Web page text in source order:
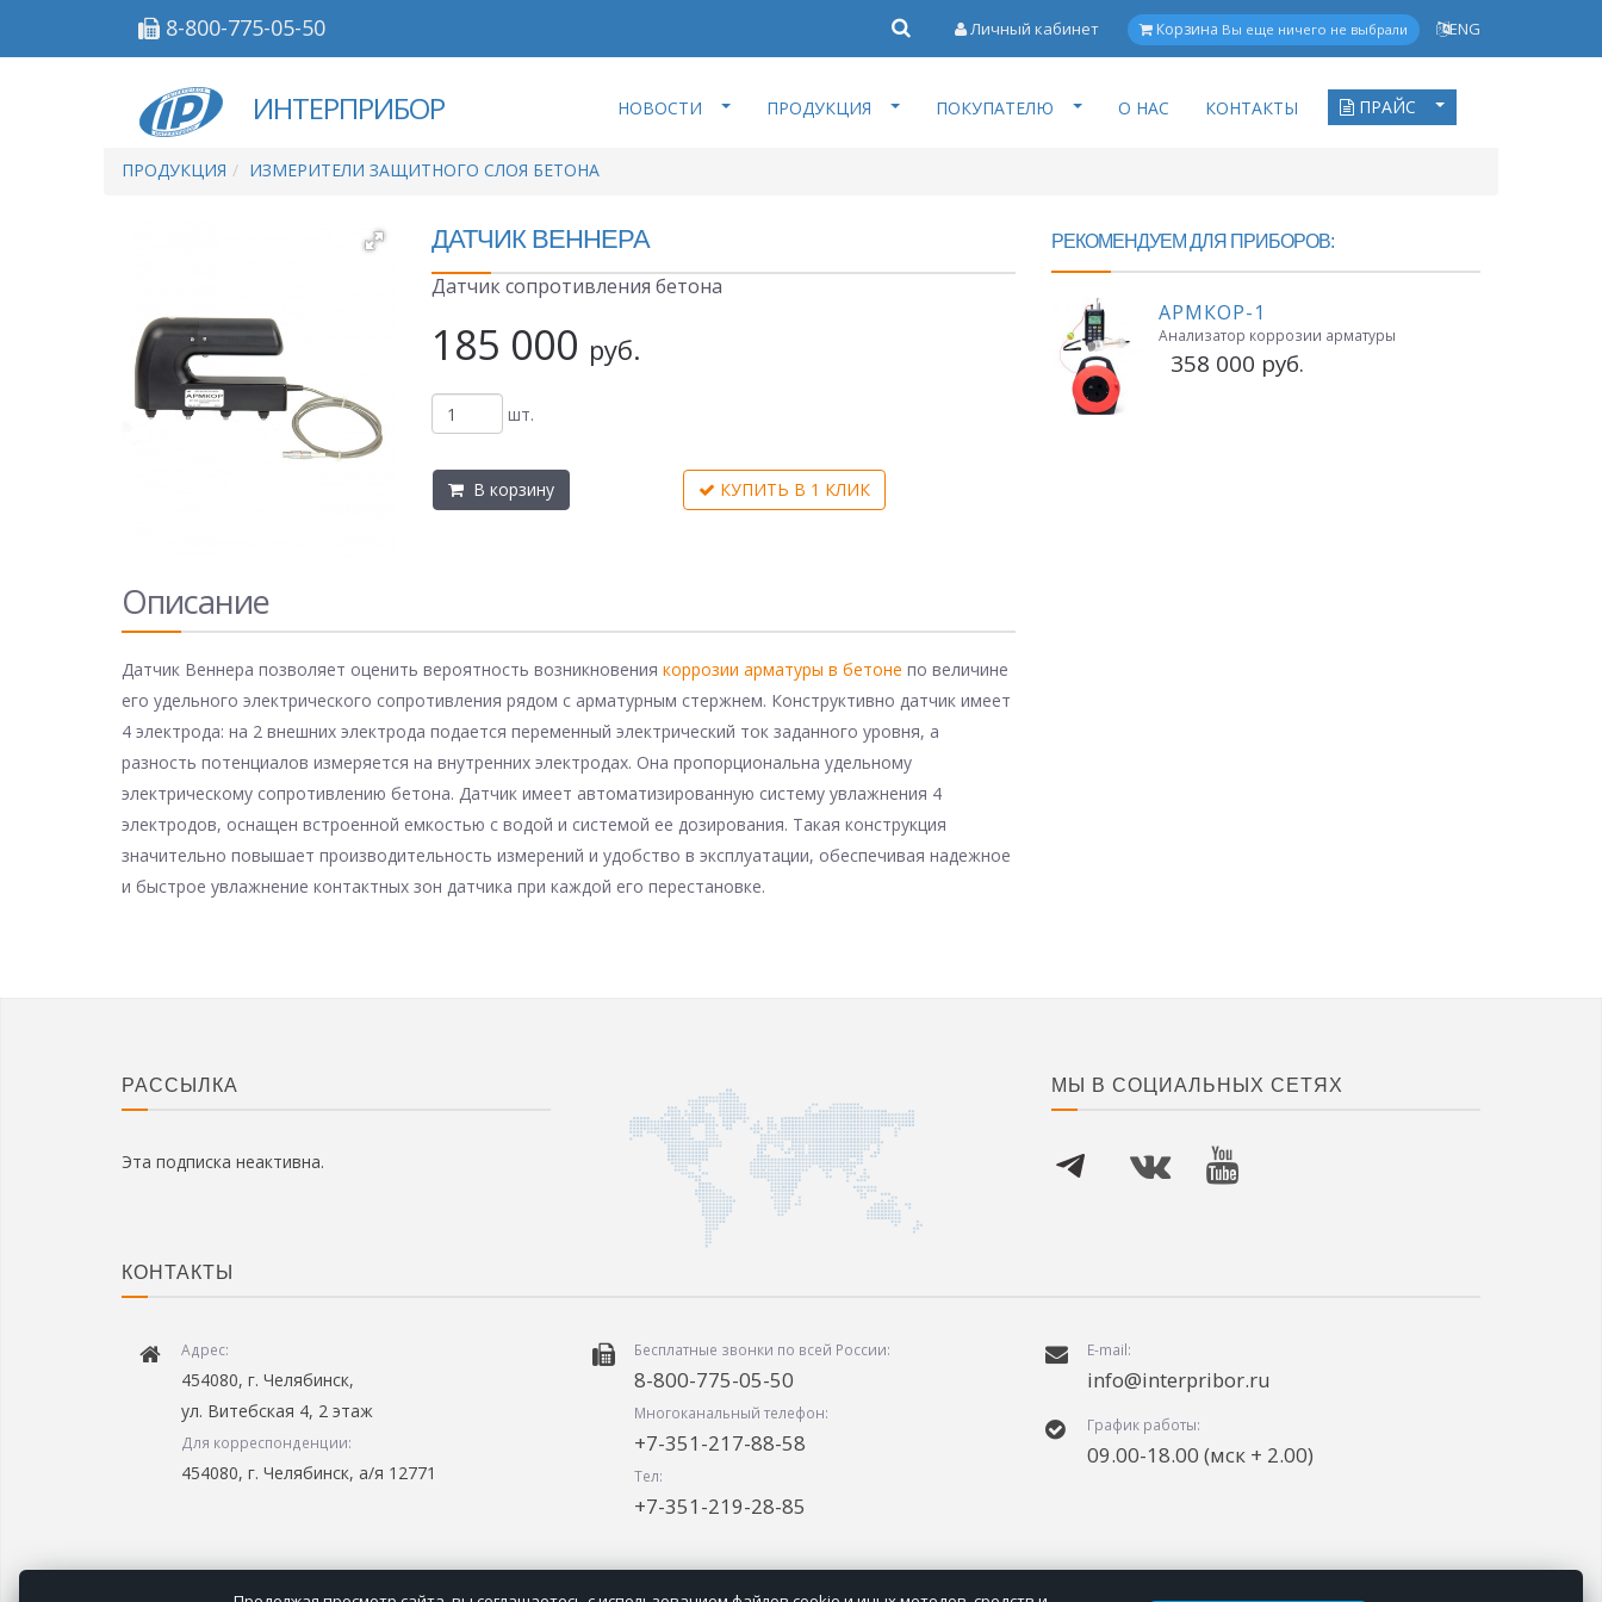
8-800-775-05-50 Личный кабинет Корзина Вы еще ничего не выбрали ENG
ИНТЕРПРИБОР НОВОСТИ ПРОДУКЦИЯ ПОКУПАТЕЛЮ О НАС КОНТАКТЫ ПРАЙС
ПРОДУКЦИЯ ИЗМЕРИТЕЛИ ЗАЩИТНОГО СЛОЯ БЕТОНА
ДАТЧИК ВЕННЕРА
Датчик сопротивления бетона
185 000 руб.
шт.
В корзину КУПИТЬ В 1 КЛИК
Описание
Датчик Веннера позволяет оценить вероятность возникновения коррозии арматуры в бетоне по величине
его удельного электрического сопротивления рядом с арматурным стержнем. Конструктивно датчик имеет
4 электрода: на 2 внешних электрода подается переменный электрический ток заданного уровня, а
разность потенциалов измеряется на внутренних электродах. Она пропорциональна удельному
электрическому сопротивлению бетона. Датчик имеет автоматизированную систему увлажнения 4
электродов, оснащен встроенной емкостью с водой и системой ее дозирования. Такая конструкция
значительно повышает производительность измерений и удобство в эксплуатации, обеспечивая надежное
и быстрое увлажнение контактных зон датчика при каждой его перестановке.
РЕКОМЕНДУЕМ ДЛЯ ПРИБОРОВ:
АРМКОР-1
Анализатор коррозии арматуры
358 000 руб.
РАССЫЛКА
Эта подписка неактивна.
МЫ В СОЦИАЛЬНЫХ СЕТЯХ
КОНТАКТЫ
Адрес:
454080, г. Челябинск,
ул. Витебская 4, 2 этаж
Для корреспонденции:
454080, г. Челябинск, а/я 12771
Бесплатные звонки по всей России:
8-800-775-05-50
Многоканальный телефон:
+7-351-217-88-58
Тел:
+7-351-219-28-85
E-mail:
info@interpribor.ru
График работы:
09.00-18.00 (мск + 2.00)